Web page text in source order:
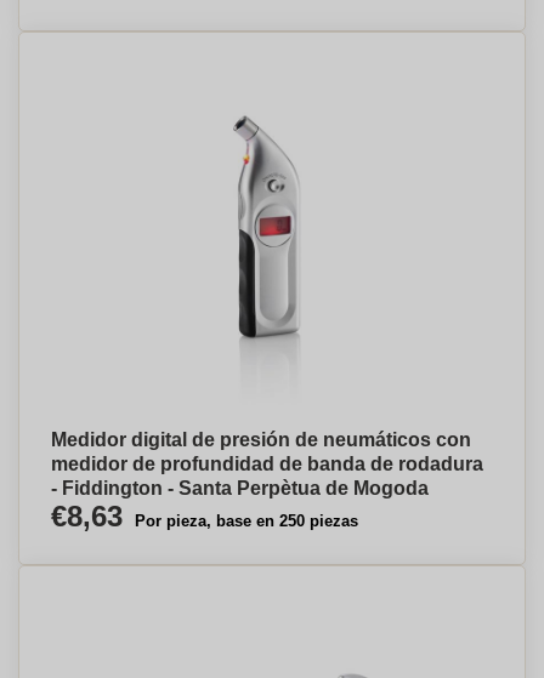
Medidor digital de presión de neumáticos con
medidor de profundidad de banda de rodadura
- Fiddington - Santa Perpètua de Mogoda
€8,63 Por pieza, base en 250 piezas